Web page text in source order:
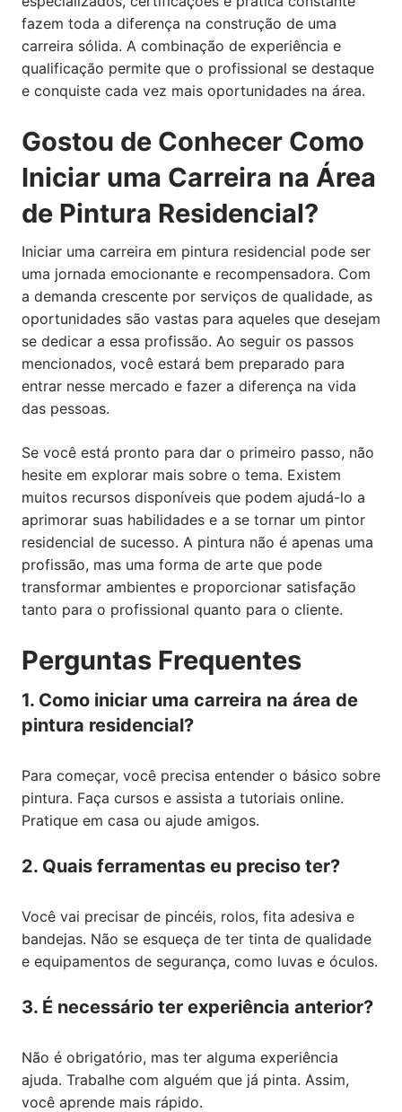
fazem toda a diferença na construção de uma
carreira sólida. A combinação de experiência e
qualificação permite que o profissional se destaque
e conquiste cada vez mais oportunidades na área.
Gostou de Conhecer Como
Iniciar uma Carreira na Área
de Pintura Residencial?
Iniciar uma carreira em pintura residencial pode ser
uma jornada emocionante e recompensadora. Com
a demanda crescente por serviços de qualidade, as
oportunidades são vastas para aqueles que desejam
se dedicar a essa profissão. Ao seguir os passos
mencionados, você estará bem preparado para
entrar nesse mercado e fazer a diferença na vida
das pessoas.
Se você está pronto para dar o primeiro passo, não
hesite em explorar mais sobre o tema. Existem
muitos recursos disponíveis que podem ajudá-lo a
aprimorar suas habilidades e a se tornar um pintor
residencial de sucesso. A pintura não é apenas uma
profissão, mas uma forma de arte que pode
transformar ambientes e proporcionar satisfação
tanto para o profissional quanto para o cliente.
Perguntas Frequentes
1. Como iniciar uma carreira na área de
pintura residencial?
Para começar, você precisa entender o básico sobre
pintura. Faça cursos e assista a tutoriais online.
Pratique em casa ou ajude amigos.
2. Quais ferramentas eu preciso ter?
Você vai precisar de pincéis, rolos, fita adesiva e
bandejas. Não se esqueça de ter tinta de qualidade
e equipamentos de segurança, como luvas e óculos.
3. É necessário ter experiência anterior?
Não é obrigatório, mas ter alguma experiência
ajuda. Trabalhe com alguém que já pinta. Assim,
você aprende mais rápido.